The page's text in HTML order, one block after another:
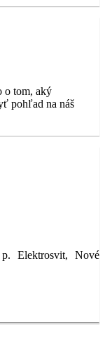
o tom, aký
pohľad na náš
Elektrosvit, Nové